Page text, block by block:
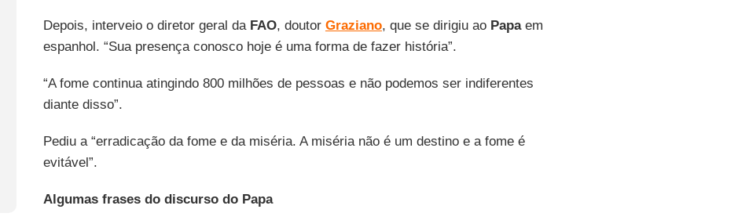
Depois, interveio o diretor geral da FAO, doutor Graziano, que se dirigiu ao Papaem
espanhol. “Sua presença conosco hoje é uma forma de fazer história”.
“A fome continua atingindo 800 milhões de pessoas e não podemos ser indiferentes
diante disso”.
Pediu a “erradicação da fome e da miséria. A miséria não é um destino e a fome é
evitável”.
Algumas frases do discurso do Papa